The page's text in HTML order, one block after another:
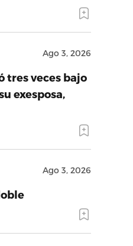
Ago 3, 2026
tres veces bajo
exesposa,
Ago 3, 2026